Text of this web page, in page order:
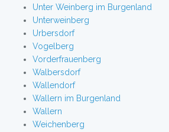
Unter Weinberg im Burgenland
Unterweinberg
Urbersdorf
Vogelberg
Vorderfrauenberg
Walbersdorf
Wallendorf
Wallern im Burgenland
Wallern
Weichenberg